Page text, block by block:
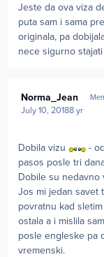
Jeste da ova viza
puta sam i sama
originala, pa
nece sigurno
Norma_Jean
July 10, 20188 yr
Dobila vizu
-
pasos posle tri
Dobile su nedavno
Jos mi jedan savet
povratnu kad
ostala a i mislila
posle engleske pa
vremenski.